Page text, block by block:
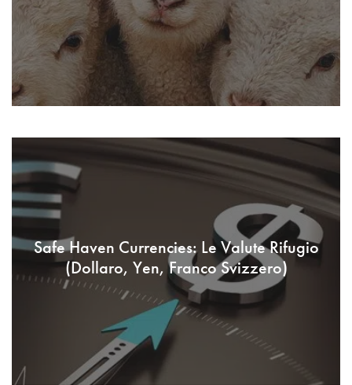
Safe Haven Currencies: Le Valute Rifugio
(Dollaro, Yen, Franco Svizzero)